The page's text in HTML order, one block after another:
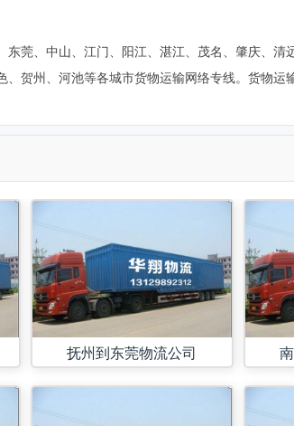
莞、中山、江门、阳江、湛江、茂名、肇庆、清
贺州、河池等各城市货物运输网络专线。货物运
抚州到东莞物流公司